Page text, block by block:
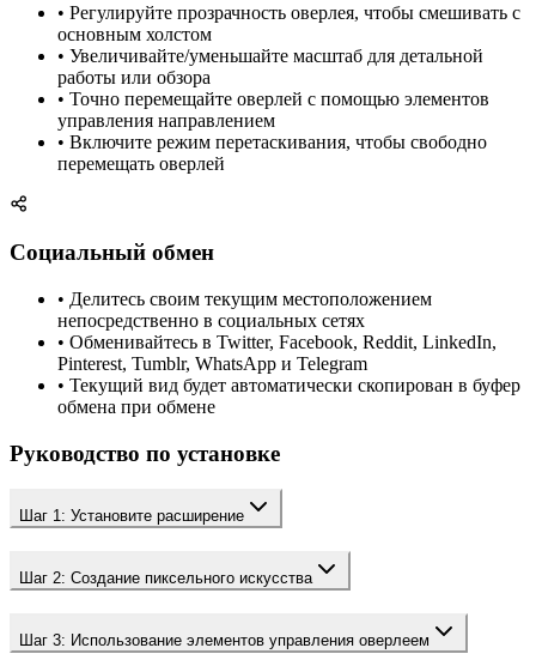
• Регулируйте прозрачность оверлея, чтобы смешивать с
основным холстом
• Увеличивайте/уменьшайте масштаб для детальной
работы или обзора
• Точно перемещайте оверлей с помощью элементов
управления направлением
• Включите режим перетаскивания, чтобы свободно
перемещать оверлей
Социальный обмен
• Делитесь своим текущим местоположением
непосредственно в социальных сетях
• Обменивайтесь в Twitter, Facebook, Reddit, LinkedIn,
Pinterest, Tumblr, WhatsApp и Telegram
• Текущий вид будет автоматически скопирован в буфер
обмена при обмене
Руководство по установке
Шаг 1: Установите расширение
Шаг 2: Создание пиксельного искусства
Шаг 3: Использование элементов управления оверлеем